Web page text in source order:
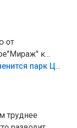
от
к
бордюры
Глава Тольятти рассказал, как изменится парк Центрального района
труднее